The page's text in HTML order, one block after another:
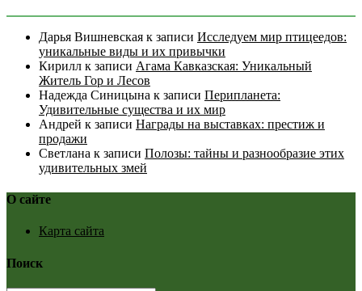
Дарья Вишневская к записи Исследуем мир птицеедов:
уникальные виды и их привычки
Кирилл к записи Агама Кавказская: Уникальный
Житель Гор и Лесов
Надежда Синицына к записи Перипланета:
Удивительные существа и их мир
Андрей к записи Награды на выставках: престиж и
продажи
Светлана к записи Полозы: тайны и разнообразие этих
удивительных змей
О сайте
Карта сайта
Поиск